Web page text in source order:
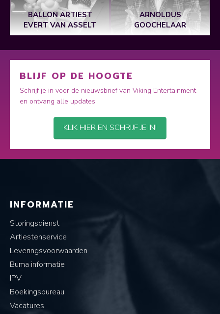
BALLON ARTIEST
EVERT VAN ASSELT
ARNOLDUS
GOOCHELAAR
BLIJF OP DE HOOGTE
Schrijf je in voor de nieuwsbrief van Viking Entertainment
en ontvang alle updates!
KLIK HIER EN SCHRIJF JE IN!
INFORMATIE
Storingsdienst
Artiestenservice
Leveringsvoorwaarden
Buma informatie
IPV
Boekingsbureau
Vacatures